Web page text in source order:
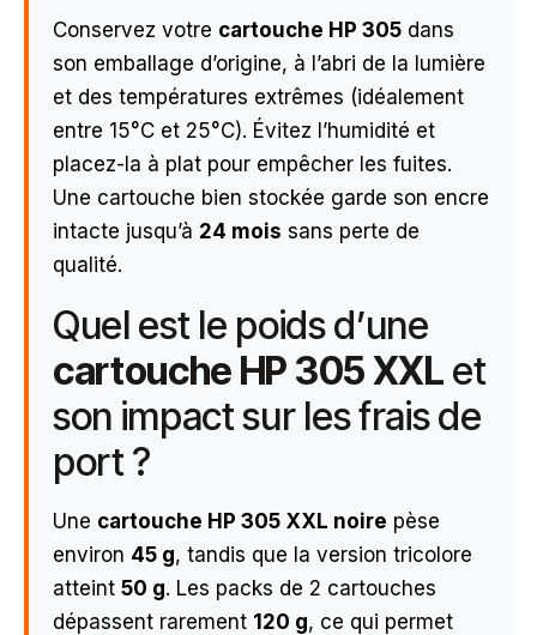
Conservez votre cartouche HP 305 dans
son emballage d’origine, à l’abri de la lumière
et des températures extrêmes (idéalement
entre 15°C et 25°C). Évitez l’humidité et
placez-la à plat pour empêcher les fuites.
Une cartouche bien stockée garde son encre
intacte jusqu’à 24 mois sans perte de
qualité.
Quel est le poids d’une
cartouche HP 305 XXL et
son impact sur les frais de
port ?
Une cartouche HP 305 XXL noire pèse
environ 45 g, tandis que la version tricolore
atteint 50 g. Les packs de 2 cartouches
dépassent rarement 120 g, ce qui permet